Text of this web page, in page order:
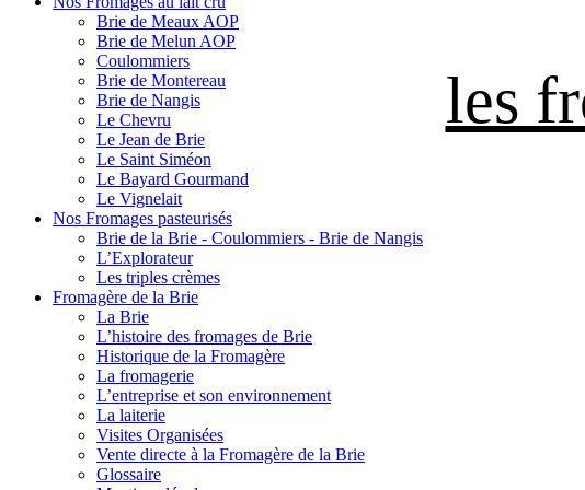
les
Brie de Meaux AOP
Brie de Melun AOP
Coulommiers
Brie de Montereau
Brie de Nangis
Le Chevru
Le Jean de Brie
Le Saint Siméon
Le Bayard Gourmand
Le Vignelait
Nos Fromages pasteurisés
Brie de la Brie - Coulommiers - Brie de Nangis
L’Explorateur
Les triples crèmes
Fromagère de la Brie
La Brie
L’histoire des fromages de Brie
Historique de la Fromagère
La fromagerie
L’entreprise et son environnement
La laiterie
Visites Organisées
Vente directe à la Fromagère de la Brie
Glossaire